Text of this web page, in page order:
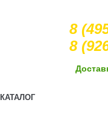
8
8
КАТАЛОГ